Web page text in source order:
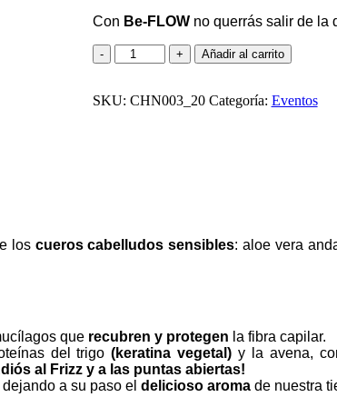
Con Be-FLOW no querrás salir de la
Champú
sólido
FLOW
Añadir al carrito
SKU: CHN003_20 Categoría: Eventos
los cueros cabelludos sensibles: aloe vera
que recubren y protegen la fibra capilar.
del trigo(keratina vegetal) y la avena,
al Frizz y a las puntas abiertas!
dejando a su paso el delicioso aroma de nuestra